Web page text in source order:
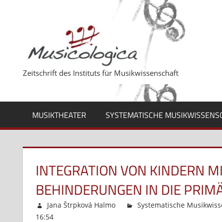
Zeitschrift des Instituts für Musikwissenschaft
MUSIKTHEATER SYSTEMATISCHE
INTEGRATION VON KINDERN
BEHINDERUNGEN IN DIE
Jana Štrpková Halmo Systematische
16:54